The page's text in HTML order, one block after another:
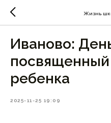
Жизнь
Иваново:
ребенка
2025-11-25 19:09